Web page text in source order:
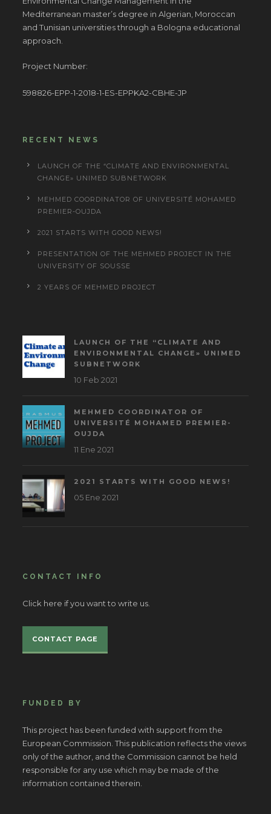
Mediterranean master’s degree in Algerian, Moroccan
and Tunisian universities through a Bologna educational
approach.
Project Number:
598826-EPP-1-2018-1-ES-EPPKA2-CBHE-JP
RECENT NEWS
LAUNCH OF THE “CLIMATE AND ENVIRONMENTAL
CHANGE» UNIMED SUBNETWORK
MEHMED COORDINATOR OF UNIVERSITÉ MOHAMED
PREMIER-OUJDA
2021 STARTS WITH GOOD NEWS!
PRESENTATION OF THE MEHMED PROJECT IN THE
UNIVERSITY OF SOUSSE
2 YEARS OF MEHMED PROJECT
LAUNCH OF THE “CLIMATE AND
ENVIRONMENTAL CHANGE» UNIMED
SUBNETWORK
10 Feb 2021
MEHMED COORDINATOR OF
UNIVERSITÉ MOHAMED PREMIER-
OUJDA
11 Ene 2021
2021 STARTS WITH GOOD NEWS!
05 Ene 2021
CONTACT INFO
Click here if you want to write us.
CONTACT PAGE
FUNDED BY
This project has been funded with support from the
European Commission. This publication reflects the views
only of the author, and the Commission cannot be held
responsible for any use which may be made of the
information contained therein.